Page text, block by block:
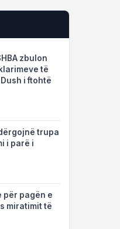
zbulon
të
i ftohtë
trupa
i parë i
për pagën e
miratimit të